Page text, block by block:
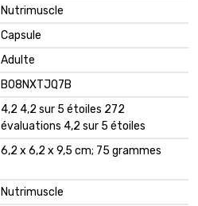
‎Nutrimuscle
‎Capsule
‎Adulte
B08NXTJQ7B
4,2 4,2 sur 5 étoiles 272
évaluations 4,2 sur 5 étoiles
6,2 x 6,2 x 9,5 cm; 75 grammes
Nutrimuscle